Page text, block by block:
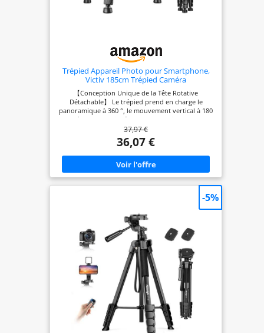
Trépied Appareil Photo pour Smartphone,
Victiv 185cm Trépied Caméra
【Conception Unique de la Tête Rotative
Détachable】 Le trépied prend en charge le
panoramique à 360 °, le mouvement vertical à 180
° (dévissez la poignée dans le sens inverse des
aiguilles d'une montre) et la prise de vue latérale à
90 °. La tête rotative à trois voies peut être
démontée et remplacée par une tête sphérique,
une tête fluide, une poignée pistolet, etc.Laissez-
vous expérimenter une variété d'effets et de
scènes de prise de vue. 【Facile et Portable】 Le
trépied pèse 1,4 kg (3,1 lb), Conception améliorée
transport d'un trépied. Les pieds de colonne à 5
sections avec verrous à bascule rapide peuvent
être rapidement pliés de 185 cm à une hauteur
courte de 45 cm (environ 17 pouces). Une
excellente aide pendant le voyage. 【Excellente
Stabilité】 Le trépied supporte 6,35 kg (14 lb), Les
poids suspendus au crochet inférieur de la
colonne centrale empêchent le trépied de
basculer. Les pieds en caoutchouc antidérapants
offrent une prise ferme pour une utilisation sur
les tapis d'intérieur, les surfaces lisses et les
surfaces extérieures inégales. 【Iarge Compatible
】 Équipé d'une plaque à dégagement rapide
standard de 1/4 " (0,5 cm) pour assurer des
transitions rapides entre les prises de vue. Le
37,97 €
36,07 €
-5%